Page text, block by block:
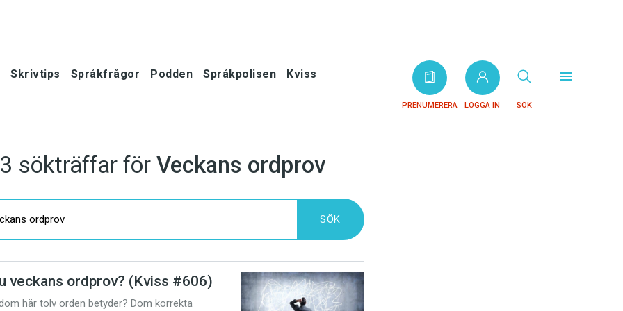
Skrivtips Språkfrågor Podden Språkpolisen Kviss
PRENUMERERA LOGGA IN SÖK
sökträffar för Veckans ordprov
veckans ordprov? (Kviss #606)
här tolv orden betyder? Dom korrekta